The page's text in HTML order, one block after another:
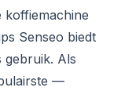
Senseo biedt
gebruik. Als
—